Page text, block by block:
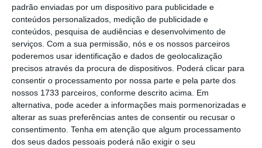
padrão enviadas por um dispositivo para publicidade e
conteúdos personalizados, medição de publicidade e
conteúdos, pesquisa de audiências e desenvolvimento de
serviços. Com a sua permissão, nós e os nossos parceiros
poderemos usar identificação e dados de geolocalização
precisos através da procura de dispositivos. Poderá clicar para
consentir o processamento por nossa parte e pela parte dos
nossos 1733 parceiros, conforme descrito acima. Em
alternativa, pode aceder a informações mais pormenorizadas e
alterar as suas preferências antes de consentir ou recusar o
consentimento. Tenha em atenção que algum processamento
dos seus dados pessoais poderá não exigir o seu
em causa e o jornalismo de investigação como
primeira vítima”, acrescentando “uma cada vez
maior dificuldade de filtrar a desinformação e a
informação de múltiplos intermediários, apesar
do surgimento dos ‘fact-checkers‘”.
A disputar o primeiro lugar do índice, desenvolvido
pelo Centre for Media Pluralism and Media
Freedom para avaliar os riscos ao pluralismo dos